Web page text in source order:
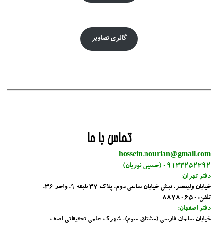
گالری تصاویر
تماس با ما
hossein.nourian@gmail.com
09133252392 (حسین نوریان)
دفتر تهران:
خیابان ولیعصر، نبش خیابان ساعی دوم، پلاک 37 طبقه 9، واحد 36،
تلفن:88780650
دفتر اصفهان:
خیابان سلمان فارسی (مشتاق سوم)، شهرک علمی تحقیقاتی اصف